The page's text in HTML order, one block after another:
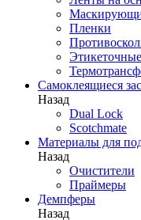
Пленки
Cамоклеящиеся
Назад
Dual Lock
Scotchmate
Материалы для
Назад
Очистители
Праймеры
Демпферы
Назад